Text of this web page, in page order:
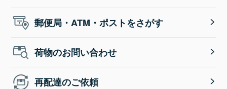
郵便局・ATM・ポストをさがす
荷物のお問い合わせ
再配達のご依頼